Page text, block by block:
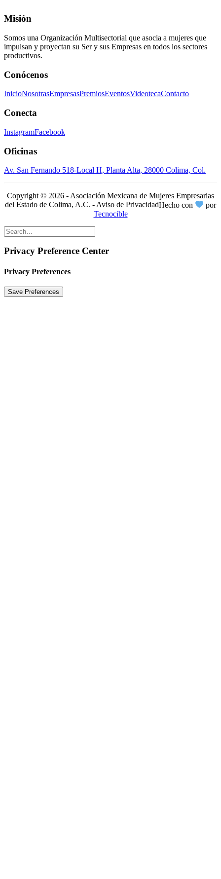
Misión
Somos una Organización Multisectorial que asocia a mujeres que
impulsan y proyectan su Ser y sus Empresas en todos los sectores
productivos.
Conócenos
InicioNosotrasEmpresasPremiosEventosVideotecaContacto
Conecta
InstagramFacebook
Oficinas
Av. San Fernando 518-Local H, Planta Alta, 28000 Colima, Col.
Copyright © 2026 - Asociación Mexicana de Mujeres Empresarias
del Estado de Colima, A.C. - Aviso de PrivacidadHecho con
por
Tecnocible
Privacy Preference Center
Privacy Preferences